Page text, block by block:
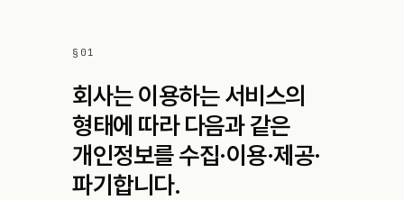
§ 01
회사는 이용하는 서비스의
형태에 따라 다음과 같은
개인정보를 수집·이용·제공·
파기합니다.